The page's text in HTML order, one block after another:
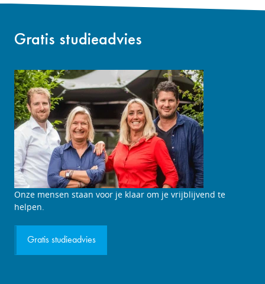
Gratis studieadvies
Studieadviesgesprek
aanvragen
Onze mensen staan voor je klaar om je vrijblijvend te
helpen.
Gratis studieadvies